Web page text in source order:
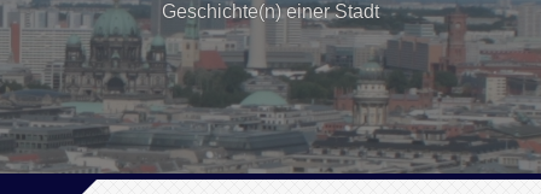
Geschichte(n) einer Stadt